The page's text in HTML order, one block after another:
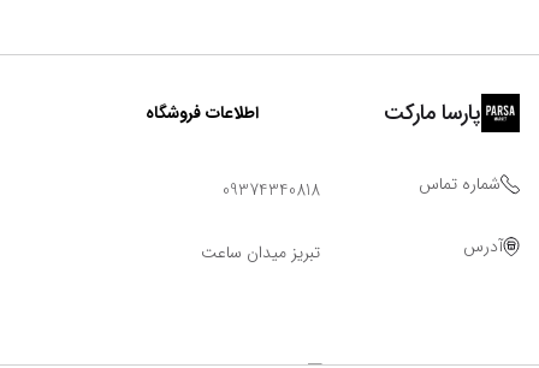
پارسا مارکت اطلاعات فروشگاه
شماره تماس 09374340818
آدرس تبریز میدان ساعت